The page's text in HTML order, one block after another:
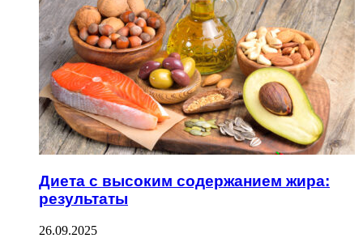
Диета с высоким содержанием жира:
результаты
26.09.2025